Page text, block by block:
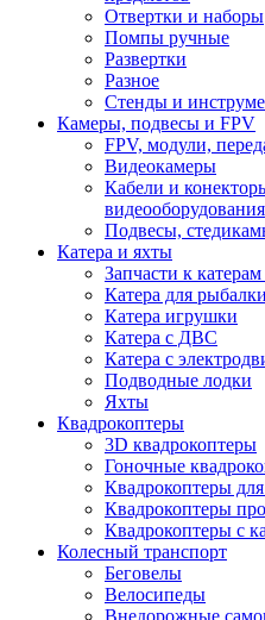
Отвертки и наборы
Помпы ручные
Развертки
Разное
Стенды и
Камеры, подвесы и FPV
FPV, модули,
Видеокамеры
Кабели и
видеооборудования
Подвесы,
Катера и яхты
Запчасти к
Катера для
Катера игрушки
Катера с ДВС
Катера с
Подводные лодки
Яхты
Квадрокоптеры
3D квадрокоптеры
Гоночные
Квадрокоптеры
Квадрокоптеры
Квадрокоптеры с
Колесный транспорт
Беговелы
Велосипеды
Внедорожные